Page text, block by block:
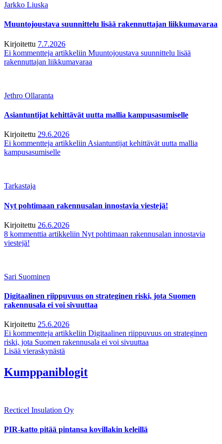
Jarkko Liuska
Muuntojoustava suunnittelu lisää rakennuttajan liikkumavaraa
Kirjoitettu 7.7.2026
Ei kommentteja artikkeliin Muuntojoustava suunnittelu lisää
rakennuttajan liikkumavaraa
Jethro Ollaranta
Asiantuntijat kehittävät uutta mallia kampusasumiselle
Kirjoitettu 29.6.2026
Ei kommentteja artikkeliin Asiantuntijat kehittävät uutta mallia
kampusasumiselle
Tarkastaja
Nyt pohtimaan rakennusalan innostavia viestejä!
Kirjoitettu 26.6.2026
8 kommenttia artikkeliin Nyt pohtimaan rakennusalan innostavia
viestejä!
Sari Suominen
Digitaalinen riippuvuus on strateginen riski, jota Suomen
rakennusala ei voi sivuuttaa
Kirjoitettu 25.6.2026
Ei kommentteja artikkeliin Digitaalinen riippuvuus on strateginen
riski, jota Suomen rakennusala ei voi sivuuttaa
Lisää vieraskynästä
Kumppaniblogit
Recticel Insulation Oy
PIR-katto pitää pintansa kovillakin keleillä